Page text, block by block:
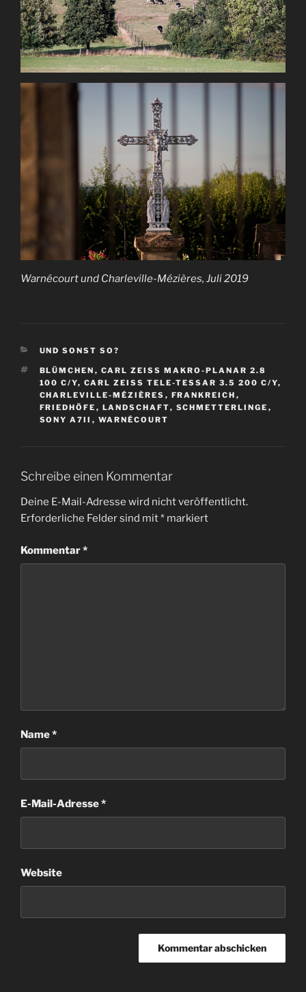
Warnécourt und Charleville-Mézières, Juli 2019
KATEGORIEN
UND SONST SO?
SCHLAGWÖRTER
BLÜMCHEN , CARL ZEISS MAKRO-PLANAR 2.8
100 C/Y, CARL ZEISS TELE-TESSAR 3.5 200 C/Y,
CHARLEVILLE-MÉZIÈRES , FRANKREICH ,
FRIEDHÖFE , LANDSCHAFT, SCHMETTERLINGE ,
SONY A7II , WARNÉCOURT
Schreibe einen Kommentar
Deine E-Mail-Adresse wird nicht veröffentlicht.
Erforderliche Felder sind mit* markiert
Kommentar*
Name*
E-Mail-Adresse*
Website